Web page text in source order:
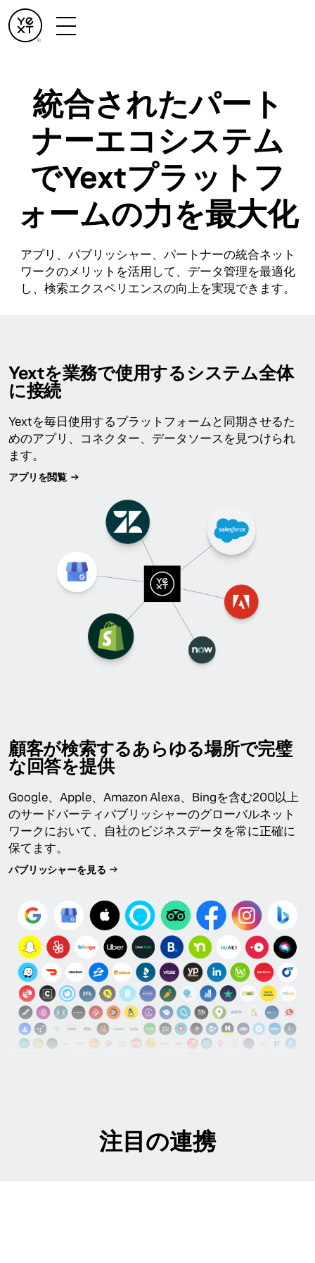
統合されたパート
ナーエコシステム
でYextプラットフ
ォームの力を最大化
アプリ、パブリッシャー、パートナーの統合ネット
ワークのメリットを活用して、データ管理を最適化
し、検索エクスペリエンスの向上を実現できます。
Yextを業務で使用するシステム全体
に接続
Yextを毎日使用するプラットフォームと同期させるた
めのアプリ、コネクター、データソースを見つけられ
ます。
アプリを閲覧
顧客が検索するあらゆる場所で完璧
な回答を提供
Google、Apple、Amazon Alexa、Bingを含む200以上
のサードパーティパブリッシャーのグローバルネット
ワークにおいて、自社のビジネスデータを常に正確に
保てます。
パブリッシャーを見る
注目の連携